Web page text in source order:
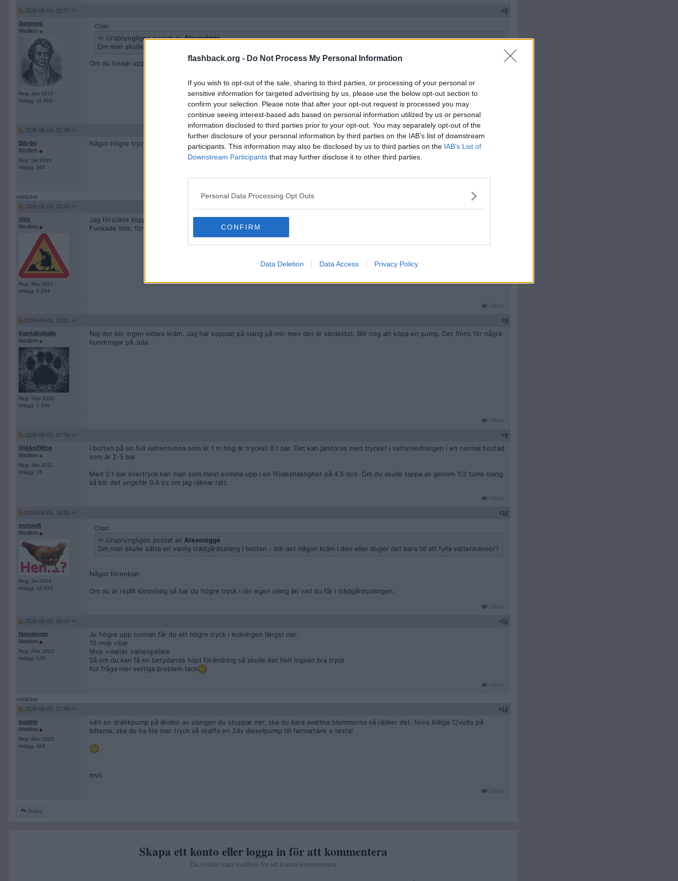
flashback.org - Do Not Process My Personal Information
If you wish to opt-out of the sale, sharing to third parties, or processing of your personal or
sensitive information for targeted advertising by us, please use the below opt-out section to
confirm your selection. Please note that after your opt-out request is processed you may
continue seeing interest-based ads based on personal information utilized by us or personal
information disclosed to third parties prior to your opt-out. You may separately opt-out of the
further disclosure of your personal information by third parties on the IAB’s list of downstream
participants. This information may also be disclosed by us to third parties on the IAB’s List of
Downstream Participants that may further disclose it to other third parties.
Personal Data Processing Opt Outs
CONFIRM
Data Deletion Data Access Privacy Policy
2026-06-04, 22:37 #5
Sunimod
Medlem
Reg: Jan 2015
Inlägg: 11 963
Citat:
Ursprungligen postat avAlexosigge
Om man skulle sätta en vanlig trädgårdsslang i botten - blir det någon kräm i den eller duger det bara till att fylla vattenkannor?
Om du hissar upp tunnan 100 meter upp så får du betydligt bättre kräm i slangen nere vid marken.
2026-06-04, 22:38
Bib-bo
Medlem
Reg: Jul 2025
Inlägg: 365
Något högre tryck än när du pissar.
2026-06-04, 22:40
Vitis
Medlem
Reg: Maj 2021
Inlägg: 5 204
Jag försökte koppla en diskmaskin till en vattentunna (DM stod då 1 meter under tunnan).
Funkade inte; för litet tryck.
Citera
2026-06-04, 23:01 #8
Kapitalistkalle
Medlem
Reg: Sep 2020
Inlägg: 3 236
Nej det blir ingen vidare kräm. Jag har kopplat på slang på min men det är värdelöst. Blir nog att köpa en pump. Det finns för några
hundringar på Jula.
Citera
2026-06-05, 07:36 #9
OldAndWise
Medlem
Reg: Jan 2011
Inlägg: 78
I botten på en full vattentunna som är 1 m hög är trycket 0.1 bar. Det kan jämföras med trycket i vattenledningen i en normal bostad
som är 2-5 bar.
Med 0.1 bar övertryck kan man som mest komma upp i en flödeshastighet på 4.5 m/s. Om du skulle tappa av genom 1/2 tums slang
så blir det ungefär 0.6 l/s om jag räknar rätt.
Citera
2026-06-05, 16:05 #10
trottwell
Medlem
Reg: Jul 2009
Inlägg: 10 843
Citat:
Ursprungligen postat av Alexosigge
Om man skulle sätta en vanlig trädgårdsslang i botten - blir det någon kräm i den eller duger det bara till att fylla vattenkannor?
Något förenklat:
Om du är rejält kissnödig så har du högre tryck i din egen slang än vad du får i trädgårdsslangen.
Citera
2026-06-05, 16:34 #11
Hasseloser
Medlem
Reg: Feb 2023
Inlägg: 120
Ju högre upp tunnan får du ett högre tryck i ledningen längst ner.
10 mvp =bar
Mvp =meter vattenpelare
Så om du kan få en betydande höjd förändring så skulle det helt logiskt bra tryck
Kul fråga mer vettiga problem tack
Citera
2026-06-05, 17:45 #12
noxtrei
Medlem
Reg: Nov 2023
Inlägg: 468
sätt en dränkpump på änden av slangen du stoppar ner, ska du bara avattna blommorna så räcker det. finns billiga 12volts på
biltema. ska du ha lite mer tryck så skaffa en 24v dieselpump till farmartank o testa!
mvh
Citera
Svara
Skapa ett konto eller logga in för att kommentera
Du måste vara medlem för att kunna kommentera